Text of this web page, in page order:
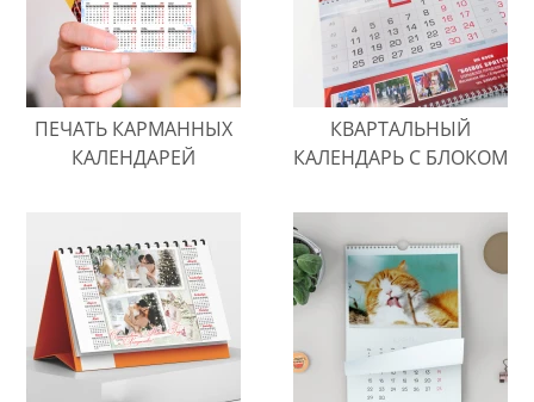
ПЕЧАТЬ КАРМАННЫХ
КАЛЕНДАРЕЙ
КВАРТАЛЬНЫЙ
КАЛЕНДАРЬ С БЛОКОМ